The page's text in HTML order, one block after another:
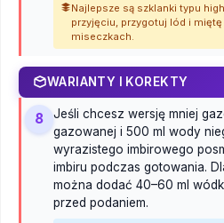
Najlepsze są szklanki typu
przyjęciu, przygotuj lód i
miseczkach.
WARIANTY I KOREKTY
8
Jeśli chcesz wersję mniej
gazowanej i 500 ml wody
wyrazistego imbirowego
imbiru podczas gotowania.
można dodać 40–60 ml
przed podaniem.